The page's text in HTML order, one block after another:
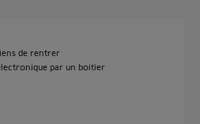
de rentrer
par un boitier